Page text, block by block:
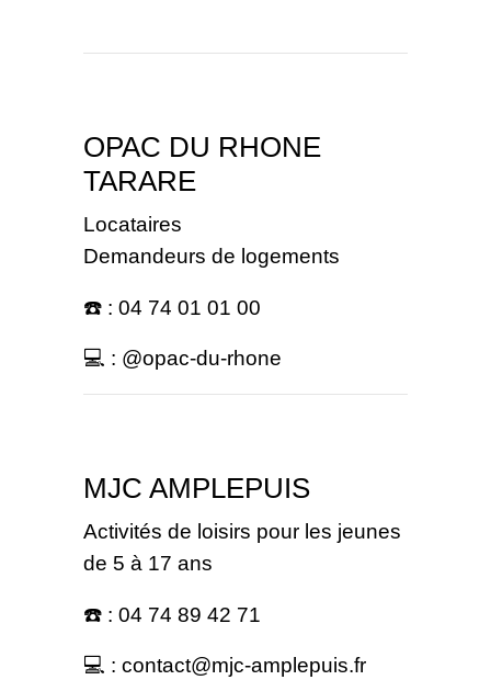
OPAC DU RHONE
TARARE
Locataires
Demandeurs de logements
☎️ : 04 74 01 01 00
💻 : @opac-du-rhone
MJC AMPLEPUIS
Activités de loisirs pour les jeunes
de 5 à 17 ans
☎️ : 04 74 89 42 71
💻 : contact@mjc-amplepuis.fr